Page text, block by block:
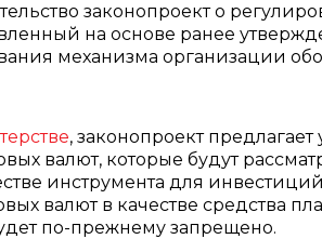
законопроект о
на основе ранее
механизма организации
, законопроект предлагает
валют, которые будут
инструмента для
валют в качестве средства
по-прежнему запрещено.